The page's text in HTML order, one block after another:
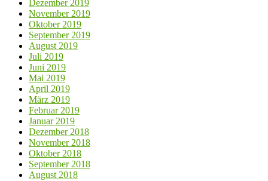
Dezember 2019
November 2019
Oktober 2019
September 2019
August 2019
Juli 2019
Juni 2019
Mai 2019
April 2019
März 2019
Februar 2019
Januar 2019
Dezember 2018
November 2018
Oktober 2018
September 2018
August 2018